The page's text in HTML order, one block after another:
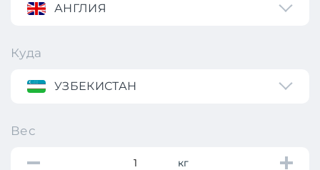
АНГЛИЯ
Куда
УЗБЕКИСТАН
Вес
кг